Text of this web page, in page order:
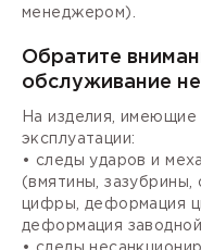
менеджером).
Обратите
обслуживание
На изделия, имеющие
эксплуатации:
• следы ударов и
(вмятины, зазубрины,
цифры, деформация
деформация